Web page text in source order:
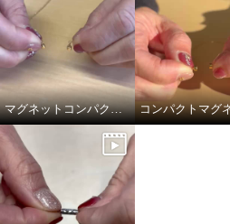
マグネットコンパクトクラスプ